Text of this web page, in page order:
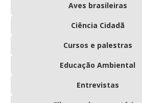
Aves brasileiras
Ciência Cidadã
Cursos e palestras
Educação Ambiental
Entrevistas